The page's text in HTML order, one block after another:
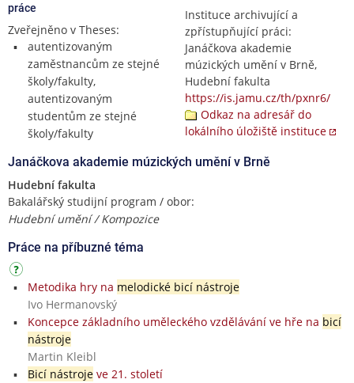
práce
Zveřejněno v Theses:
autentizovaným
zaměstnancům ze stejné
školy/fakulty,
autentizovaným
studentům ze stejné
školy/fakulty
Instituce archivující a
zpřístupňující práci:
Janáčkova akademie
múzických umění v Brně,
Hudební fakulta
https://is.jamu.cz/th/pxnr6/
Odkaz na adresář do
lokálního úložiště instituce
Janáčkova akademie múzických umění v Brně
Hudební fakulta
Bakalářský studijní program / obor:
Hudební umění / Kompozice
Práce na příbuzné téma
Metodika hry na melodické bicí nástroje
Ivo Hermanovský
Koncepce základního uměleckého vzdělávání ve hře na bicí
nástroje
Martin Kleibl
Bicí nástrojeve 21. století